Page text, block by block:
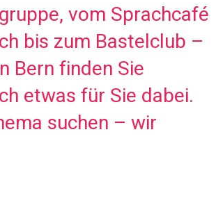
vom Sprachcafé
bis zum Bastelclub –
Bern finden Sie
etwas für Sie dabei.
suchen – wir